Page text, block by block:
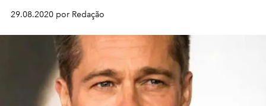
29.08.2020 por Redação